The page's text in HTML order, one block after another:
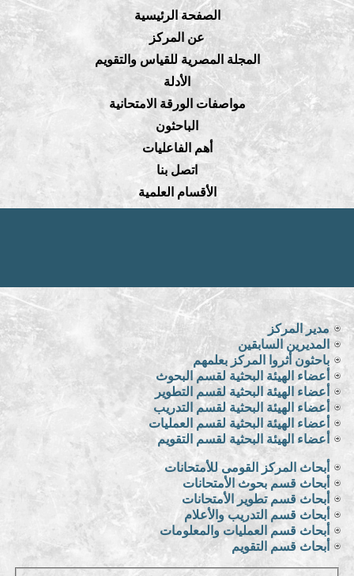
الصفحة الرئيسية
عن المركز
المجلة المصرية للقياس والتقويم
الأدلة
مواصفات الورقة الامتحانية
الباحثون
أهم الفاعليات
اتصل بنا
الأقسام العلمية
مدير المركز
المديرين السابقين
باحثون أثروا المركز بعلمهم
أعضاء الهيئة البحثية لقسم البحوث
أعضاء الهيئة البحثية لقسم التطوير
أعضاء الهيئة البحثية لقسم التدريب
أعضاء الهيئة البحثية لقسم العمليات
أعضاء الهيئة البحثية لقسم التقويم
أبحاث المركز القومى للأمتحانات
أبحاث قسم بحوث الأمتحانات
أبحاث قسم تطوير الأمتحانات
أبحاث قسم التدريب والأعلام
أبحاث قسم العمليات والمعلومات
أبحاث قسم التقويم